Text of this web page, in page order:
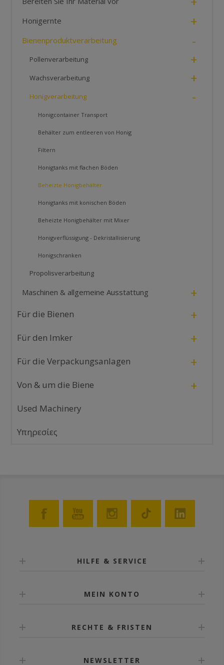
Honigernte +
Bienenproduktverarbeitung -
Pollenverarbeitung +
Wachsverarbeitung +
Honigverarbeitung -
Honigcontainer Transport
Behälter zum entleeren von Honig
Filtern
Honigtanks mit flachen Böden
Beheizte Honigbehälter
Honigtanks mit konischen Böden
Beheizte Honigbehälter mit Mixer
Honigverflüssigung - Dekristallisierung
Honigschranken
Propolisverarbeitung
Maschinen & allgemeine Ausstattung +
Für die Bienen +
Für den Imker +
Für die Verpackungsanlagen +
Von & um die Biene +
Used Machinery
Υπηρεσίες
HILFE & SERVICE
MEIN KONTO
RECHTE & FRISTEN
NEWSLETTER